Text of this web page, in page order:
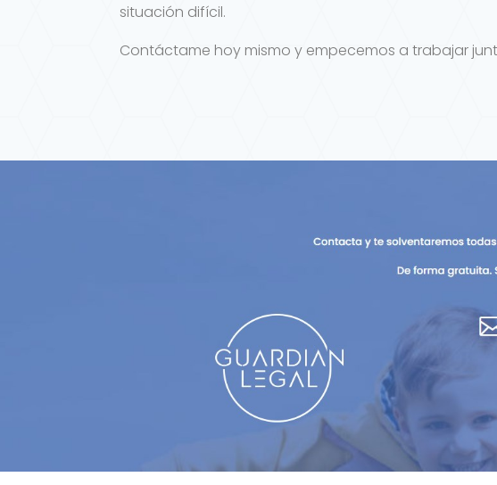
situación difícil.
Contáctame hoy mismo y empecemos a trabajar